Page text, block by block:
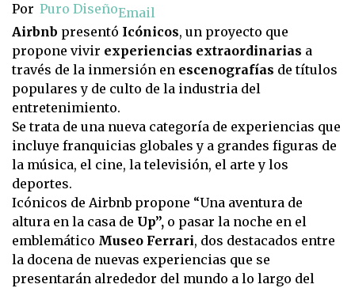
Por Puro DiseñoEmail
Airbnb presentó Icónicos, un proyecto que
propone vivir experiencias extraordinarias a
través de la inmersión en escenografías de títulos
populares y de culto de la industria del
entretenimiento.
Se trata de una nueva categoría de experiencias que
incluye franquicias globales y a grandes figuras de
la música, el cine, la televisión, el arte y los
deportes.
Icónicos de Airbnb propone “Una aventura de
altura en la casa de Up”, o pasar la noche en el
emblemático Museo Ferrari, dos destacados entre
la docena de nuevas experiencias que se
presentarán alrededor del mundo a lo largo del